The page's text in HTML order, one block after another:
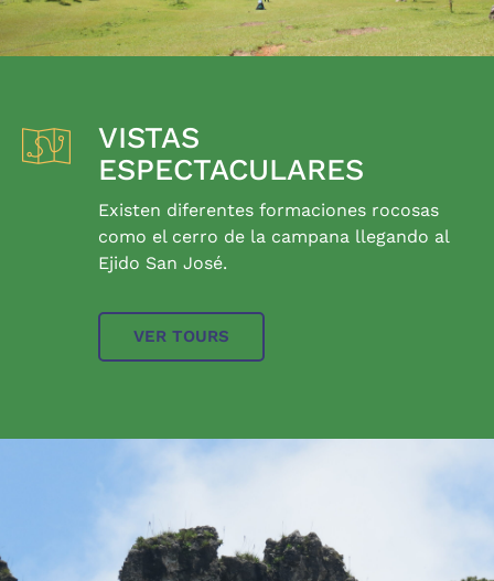
VISTAS
ESPECTACULARES
Existen diferentes formaciones rocosas
como el cerro de la campana llegando al
Ejido San José.
VER TOURS